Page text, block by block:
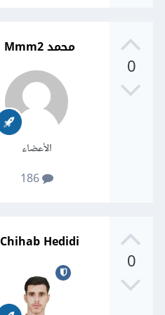
0
محمد Mmm2
الأعضاء
186
0
Chihab Hedidi